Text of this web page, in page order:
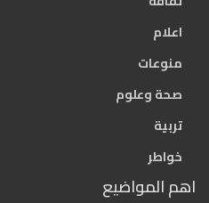
اعلام
منوعات
صحة وعلوم
تربية
خواطر
اهم المواضيع